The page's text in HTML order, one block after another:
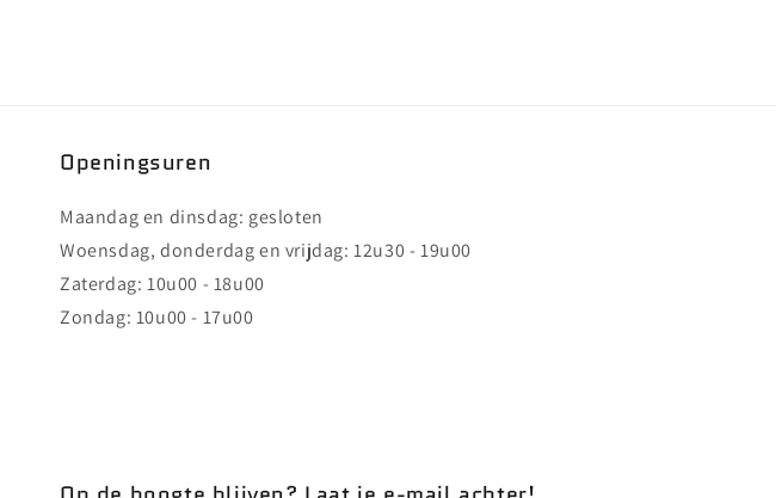
Openingsuren
Maandag en dinsdag: gesloten
Woensdag, donderdag en vrijdag: 12u30 - 19u00
Zaterdag: 10u00 - 18u00
Zondag: 10u00 - 17u00